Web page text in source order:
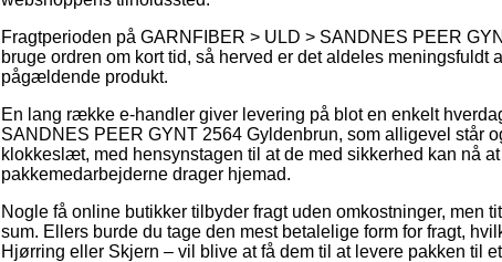
Fragtperioden på GARNFIBER > ULD > SANDNES PEER
bruge ordren om kort tid, så herved er det aldeles
pågældende produkt.
En lang række e-handler giver levering på blot en enkelt
SANDNES PEER GYNT 2564 Gyldenbrun, som alligevel står
klokkeslæt, med hensynstagen til at de med sikkerhed kan nå
pakkemedarbejderne drager hjemad.
Nogle få online butikker tilbyder fragt uden omkostninger, men
sum. Ellers burde du tage den mest betalelige form for fragt,
Hjørring eller Skjern – vil blive at få dem til at levere pakken til